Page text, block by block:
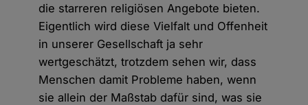
die starreren religiösen Angebote bieten.
Eigentlich wird diese Vielfalt und Offenheit
in unserer Gesellschaft ja sehr
wertgeschätzt, trotzdem sehen wir, dass
Menschen damit Probleme haben, wenn
sie allein der Maßstab dafür sind, was sie